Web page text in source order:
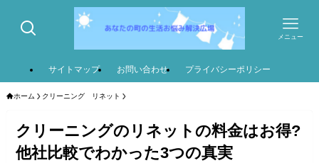
メニュー
サイトマップ お問い合わせ プライバシーポリシー
ホーム クリーニング リネット
クリーニングのリネットの料金はお得?
他社比較でわかった3つの真実